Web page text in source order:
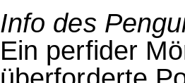
Info des
Ein perfider